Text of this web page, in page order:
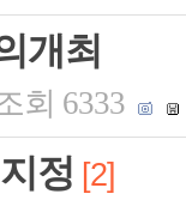
개최
회 6333
정 [2]